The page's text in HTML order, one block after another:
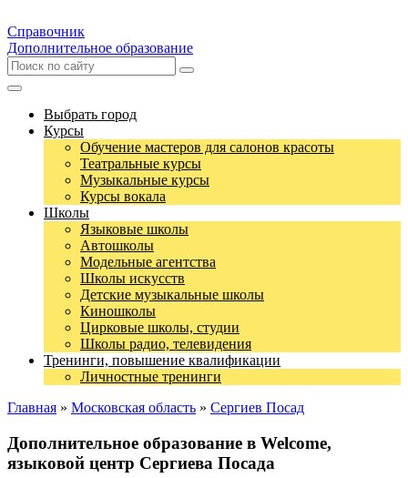
Справочник
Дополнительное образование
Выбрать город
Курсы
Обучение мастеров для салонов красоты
Театральные курсы
Музыкальные курсы
Курсы вокала
Школы
Языковые школы
Автошколы
Модельные агентства
Школы искусств
Детские музыкальные школы
Киношколы
Цирковые школы, студии
Школы радио, телевидения
Тренинги, повышение квалификации
Личностные тренинги
Главная » Московская область » Сергиев Посад
Дополнительное образование в Welcome,
языковой центр Сергиева Посада